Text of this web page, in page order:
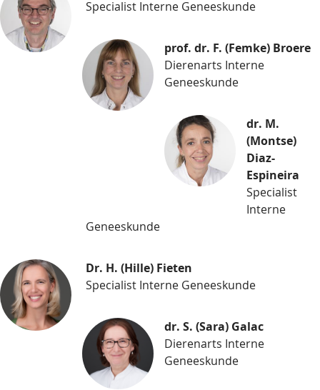
Specialist Interne Geneeskunde
prof. dr. F. (Femke) Broere
Dierenarts Interne
Geneeskunde
dr. M.
(Montse)
Diaz-
Espineira
Specialist
Interne
Geneeskunde
Dr. H. (Hille) Fieten
Specialist Interne Geneeskunde
dr. S. (Sara) Galac
Dierenarts Interne
Geneeskunde